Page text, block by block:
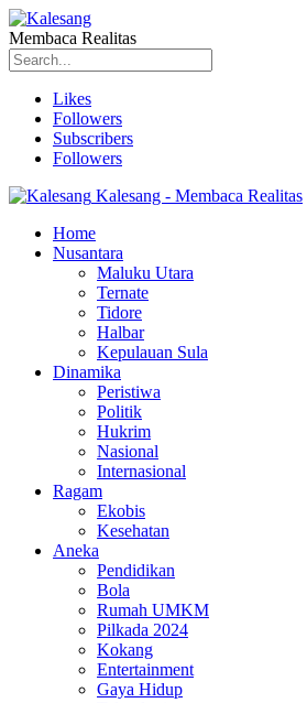
Membaca Realitas
Likes
Followers
Subscribers
Followers
Kalesang - Membaca Realitas
Home
Nusantara
Maluku Utara
Ternate
Tidore
Halbar
Kepulauan Sula
Dinamika
Peristiwa
Politik
Hukrim
Nasional
Internasional
Ragam
Ekobis
Kesehatan
Aneka
Pendidikan
Bola
Rumah UMKM
Pilkada 2024
Kokang
Entertainment
Gaya Hidup